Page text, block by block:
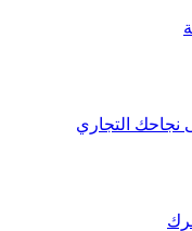
نجاحك التجاري